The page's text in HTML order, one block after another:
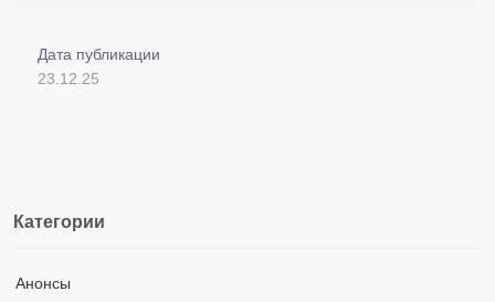
Дата публикации
23.12.25
Категории
Анонсы